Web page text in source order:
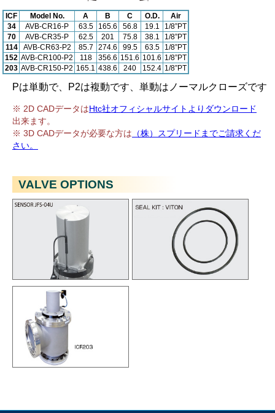
ICF Model No. A B C O.D.
Air
34
AVB-CR16-P 63.5 165.6 56.8 19.1
1/8”PT
70
AVB-CR35-P 62.5 201 75.8 38.1
1/8”PT
114
AVB-CR63-P2 85.7 274.6 99.5 63.5
1/8”PT
152 AVB-CR100-P2 118 356.6 151.6 101.6 1/8”PT
203 AVB-CR150-P2 165.1 438.6 240 152.4 1/8”PT
Pは単動で、P2は複動です、単動はノーマルクローズです
※ 2D CADデータはHtc社オフィシャルサイトよりダウンロード
出来ます。
※ 3D CADデータが必要な方は （株）スプリードまでご請求くだ
さい。
VALVE OPTIONS